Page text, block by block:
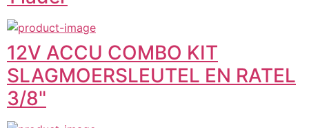
12V ACCU COMBO KIT
SLAGMOERSLEUTEL EN RATEL
3/8"